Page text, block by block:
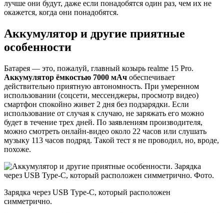
лучше они будут, даже если понадобятся один раз, чем их не
окажется, когда они понадобятся.
Аккумулятор и другие приятные
особенности
Батарея — это, пожалуй, главный козырь realme 15 Pro.
Аккумулятор ёмкостью 7000 мАч обеспечивает
действительно приятную автономность. При умеренном
использовании (соцсети, мессенджеры, просмотр видео)
смартфон спокойно живет 2 дня без подзарядки. Если
использование от случая к случаю, не заряжать его можно
будет в течение трех дней. По заявлениям производителя,
можно смотреть онлайн-видео около 22 часов или слушать
музыку 113 часов подряд. Такой тест я не проводил, но, вроде,
похоже.
Зарядка через USB Type-C, который расположен
симметрично.